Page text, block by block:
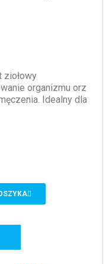
ziołowy
organizmu orz
Idealny dla